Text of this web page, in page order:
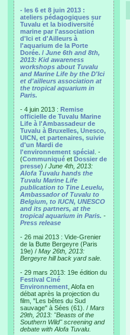
- les 6 et 8 juin 2013 :
ateliers pédagogiques sur
Tuvalu et la biodiversité
marine par l'association
d'Ici et d'Ailleurs à
l'aquarium de la Porte
Dorée. / June 6th and 8th,
2013: Kid awareness
workshops about Tuvalu
and Marine Life by the D'Ici
et d'ailleurs association at
the tropical aquarium in
Paris.
- 4 juin 2013 : Remise
officielle de Tuvalu Marine
Life à l'Ambassadeur de
Tuvalu à Bruxelles, Unesco,
UICN, et partenaires, suivie
d'un Mardi de
l'environnement spécial . -
(Communiqué et Dossier de
presse) / June 4th, 2013:
Alofa Tuvalu hands the
Tuvalu Marine Life
publication to Tine Leuelu,
Ambassador of Tuvalu to
Belgium, to IUCN, UNESCO
and its partners, at the
tropical aquarium in Paris. -
Press release
- 26 mai 2013 : Vide-Grenier
de la Butte Bergeyre (Paris
19e) / May 26th, 2013:
Bergeyre hill back yard sale.
- 29 mars 2013: 19e édition du
Festival Ciné
Environnement , Alofa en
débat après la projection du
film, "Les bêtes du Sud
sauvage" à Sées (61). / Mars
29th, 2013: "Beasts of the
Southern Wild" screening and
debate with Alofa Tuvalu.